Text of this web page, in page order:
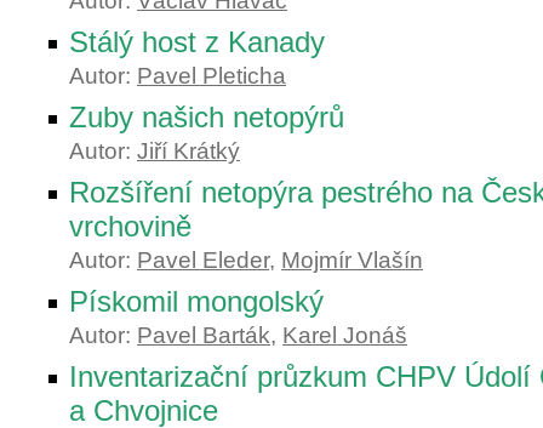
Stálý host z Kanady
Autor: Pavel Pleticha
Zuby našich netopýrů
Autor: Jiří Krátký
Rozšíření netopýra pestrého na
vrchovině
Autor: Pavel Eleder, Mojmír Vlašín
Pískomil mongolský
Autor: Pavel Barták, Karel Jonáš
Inventarizační průzkum CHPV Údolí
a Chvojnice